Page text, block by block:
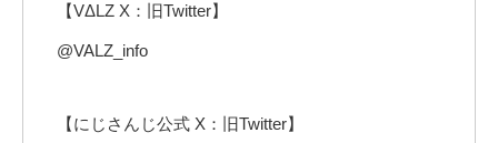
【VΔLZ X：旧Twitter】
@VALZ_info
【にじさんじ公式 X：旧Twitter】